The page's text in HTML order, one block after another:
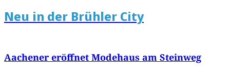
Neu in der Brühler City
Aachener eröffnet Modehaus am Steinweg